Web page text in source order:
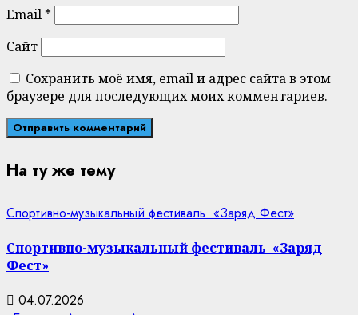
Email *
Сайт
Сохранить моё имя, email и адрес сайта в этом
браузере для последующих моих комментариев.
На ту же тему
Спортивно-музыкальный фестиваль «Заряд Фест»
Спортивно-музыкальный фестиваль «Заряд
Фест»
04.07.2026